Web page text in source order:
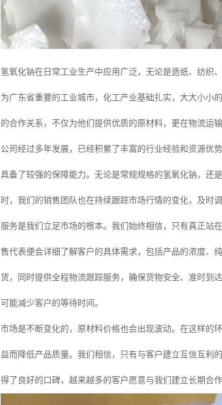
氢氧化钠在日常工业生产中应用广泛，无论是造纸、纺织
为广东省重要的工业城市，化工产业基础扎实，大大小小
的合作关系，不仅为他们提供优质的原材料，更在物流运
公司经过多年发展，已经积累了丰富的行业经验和资源优
具备了较强的保障能力。无论是常规规格的氢氧化钠，还
时，我们的销售团队也在持续跟踪市场行情的变化，及时
服务是我们立足市场的根本。我们始终相信，只有真正站
售代表便会详细了解客户的具体需求，包括产品的浓度、
货，同时提供全程物流跟踪服务，确保货物安全、准时到
可能减少客户的等待时间。
市场是不断变化的，原材料价格也会出现波动。在这样的
益而降低产品质量。我们相信，只有与客户建立互信互利
得了良好的口碑，越来越多的客户愿意与我们建立长期合